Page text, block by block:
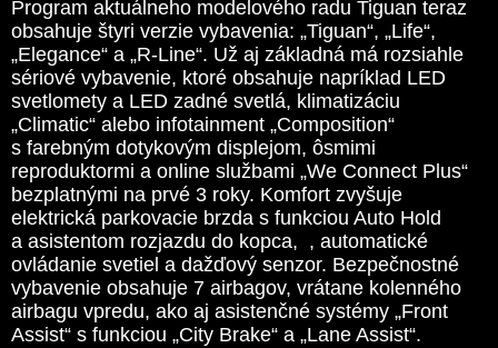
Program aktuálneho modelového radu Tiguan teraz
obsahuje štyri verzie vybavenia: „Tiguan“, „Life“,
„Elegance“ a „R-Line“. Už aj základná má rozsiahle
sériové vybavenie, ktoré obsahuje napríklad LED
svetlomety a LED zadné svetlá, klimatizáciu
„Climatic“ alebo infotainment „Composition“
s farebným dotykovým displejom, ôsmimi
reproduktormi a online službami „We Connect Plus“
bezplatnými na prvé 3 roky. Komfort zvyšuje
elektrická parkovacie brzda s funkciou Auto Hold
a asistentom rozjazdu do kopca, , automatické
ovládanie svetiel a dažďový senzor. Bezpečnostné
vybavenie obsahuje 7 airbagov, vrátane kolenného
airbagu vpredu, ako aj asistenčné systémy „Front
Assist“ s funkciou „City Brake“ a „Lane Assist“.